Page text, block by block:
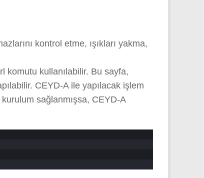
kontrol etme, ışıkları yakma,
komutu kullanılabilir. Bu sayfa,
CEYD-A ile yapılacak işlem
sağlanmışsa, CEYD-A